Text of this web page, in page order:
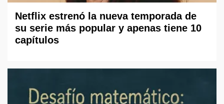
Netflix estrenó la nueva temporada de
su serie más popular y apenas tiene 10
capítulos